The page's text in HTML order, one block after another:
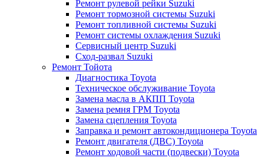
Ремонт рулевой рейки Suzuki
Ремонт тормозной системы Suzuki
Ремонт топливной системы Suzuki
Ремонт системы охлаждения Suzuki
Сервисный центр Suzuki
Сход-развал Suzuki
Ремонт Тойота
Диагностика Toyota
Техническое обслуживание Toyota
Замена масла в АКПП Toyota
Замена ремня ГРМ Toyota
Замена сцепления Toyota
Заправка и ремонт автокондиционера Toyota
Ремонт двигателя (ДВС) Toyota
Ремонт ходовой части (подвески) Toyota